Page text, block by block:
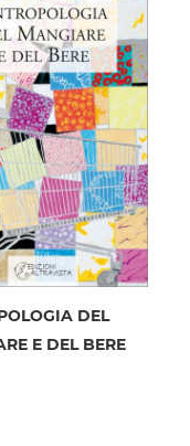
DEL
E DEL BERE